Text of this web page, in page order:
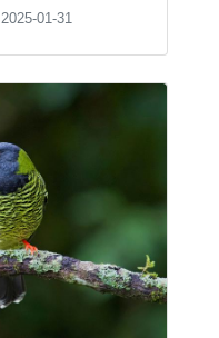
2025-01-31